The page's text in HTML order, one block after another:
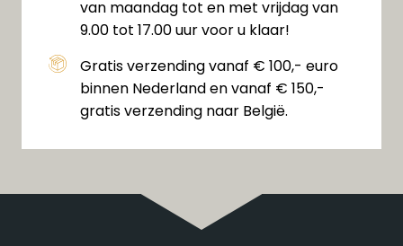
van maandag tot en met vrijdag van
9.00 tot 17.00 uur voor u klaar!
Gratis verzending vanaf € 100,- euro
binnen Nederland en vanaf € 150,-
gratis verzending naar België.